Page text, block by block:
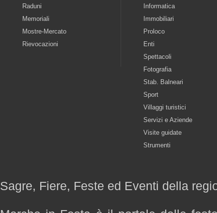
Raduni
Memoriali
Mostre-Mercato
Rievocazioni
Informatica
Immobiliari
Proloco
Enti
Spettacoli
Fotografia
Stab. Balneari
Sport
Villaggi turistici
Servizi e Aziende
Visite guidate
Strumenti
Sagre, Fiere, Feste ed Eventi della